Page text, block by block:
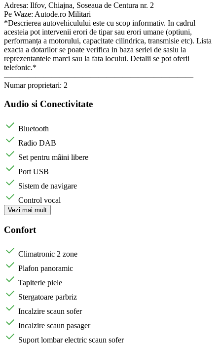
Adresa: Ilfov, Chiajna, Soseaua de Centura nr. 2
Pe Waze: Autode.ro Militari
*Descrierea autovehiculului este cu scop informativ. In cadrul
acesteia pot intervenii erori de tipar sau erori umane (optiuni,
performanța a motorului, capacitate cilindrica, transmisie etc). Lista
exacta a dotarilor se poate verifica in baza seriei de sasiu la
reprezentantele marci sau la fata locului. Detalii se pot oferii
telefonic.*
————————————————————————
Numar proprietari: 2
Audio si Conectivitate
Bluetooth
Radio DAB
Set pentru mâini libere
Port USB
Sistem de navigare
Control vocal
Vezi mai mult
Confort
Climatronic 2 zone
Plafon panoramic
Tapiterie piele
Stergatoare parbriz
Incalzire scaun sofer
Incalzire scaun pasager
Suport lombar electric scaun sofer